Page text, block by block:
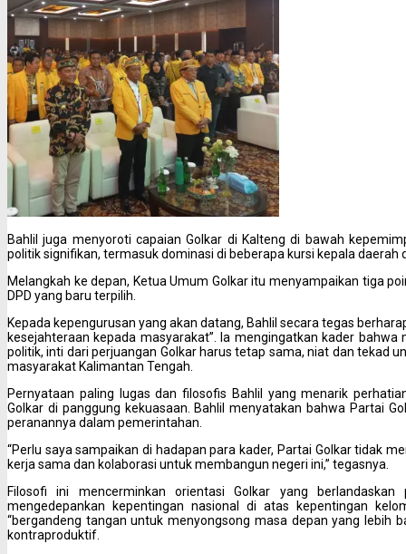
Bahlil juga menyoroti capaian Golkar di Kalteng di bawah
politik signifikan, termasuk dominasi di beberapa kursi kepala daerah
Melangkah ke depan, Ketua Umum Golkar itu menyampaikan tiga
DPD yang baru terpilih.
Kepada kepengurusan yang akan datang, Bahlil secara tegas
kesejahteraan kepada masyarakat”. Ia mengingatkan kader bahwa
politik, inti dari perjuangan Golkar harus tetap sama, niat dan tekad
masyarakat Kalimantan Tengah.
Pernyataan paling lugas dan filosofis Bahlil yang menarik
Golkar di panggung kekuasaan. Bahlil menyatakan bahwa Partai
peranannya dalam pemerintahan.
“Perlu saya sampaikan di hadapan para kader, Partai Golkar tidak
kerja sama dan kolaborasi untuk membangun negeri ini,” tegasnya.
Filosofi ini mencerminkan orientasi Golkar yang
mengedepankan kepentingan nasional di atas kepentingan
“bergandeng tangan untuk menyongsong masa depan yang lebih
kontraproduktif.